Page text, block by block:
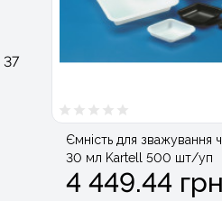
37
Ємність для зважування
30 мл Kartell 500 шт/уп
4 449.44 грн